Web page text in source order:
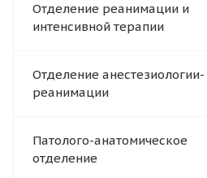
Отделение реанимации и
интенсивной терапии
Отделение анестезиологии-
реанимации
Патолого-анатомическое
отделение